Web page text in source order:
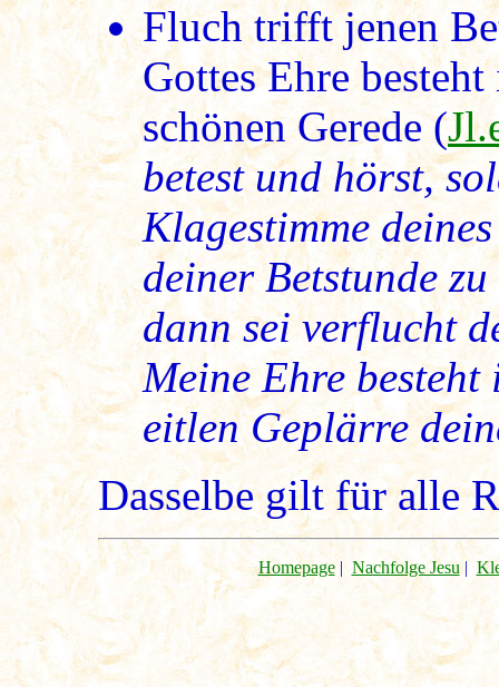
Fluch trifft jenen
Gottes Ehre
schönen Gerede (
betest und hörst,
Klagestimme
deiner Betstunde
dann sei verflucht
Meine Ehre
eitlen Geplärre
Dasselbe gilt für alle
Homepage| Nachfolge Jesu |